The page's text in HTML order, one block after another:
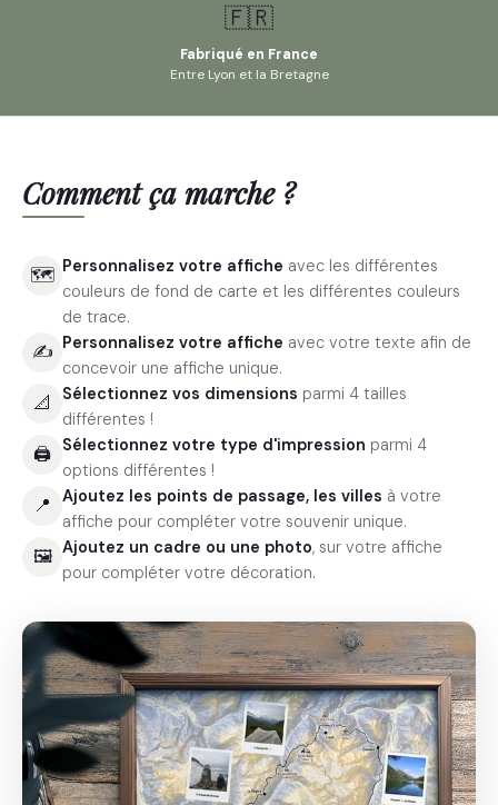
🇫🇷
Fabriqué en France
Entre Lyon et la Bretagne
Comment ça marche ?
🗺 Personnalisez votre affiche avec les différentes
couleurs de fond de carte et les différentes couleurs
de trace.
✍️ Personnalisez votre affiche avec votre texte afin de
concevoir une affiche unique.
📐 Sélectionnez vos dimensions parmi 4 tailles
différentes !
🖨 Sélectionnez votre type d'impression parmi 4
options différentes !
📍 Ajoutez les points de passage, les villes à votre
affiche pour compléter votre souvenir unique.
🖼 Ajoutez un cadre ou une photo, sur votre affiche
pour compléter votre décoration.